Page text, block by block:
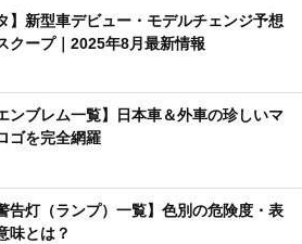
】新型車デビュー・モデルチェンジ予想
クープ｜2025年8月最新情報
ンブレム一覧】日本車＆外車の珍しいマ
ゴを完全網羅
告灯（ランプ）一覧】色別の危険度・表
味とは？